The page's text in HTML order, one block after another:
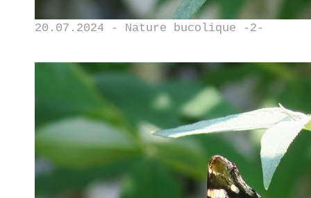
20.07.2024 - Nature bucolique -2-